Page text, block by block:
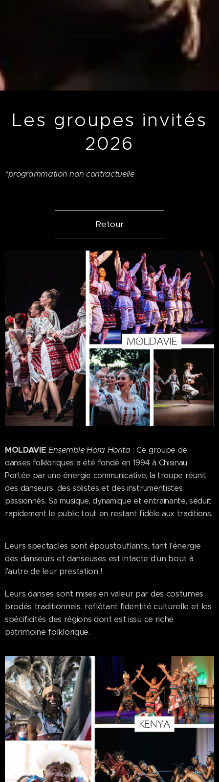
Les groupes invités
2026
*programmation non contractuelle
Retour
MOLDAVIEEnsemble Hora Horita : Ce groupe de
danses folkloriques a été fondé en 1994 à Chisinau.
Portée par une énergie communicative, la troupe réunit
des danseurs, des solistes et des instrumentistes
passionnés. Sa musique, dynamique et entraînante, séduit
rapidement le public tout en restant fidèle aux traditions.
Leurs spectacles sont époustouflants, tant l'énergie
des danseurs et danseuses est intacte d'un bout à
l'autre de leur prestation !
Leurs danses sont mises en valeur par des costumes
brodés traditionnels, reflétant l'identité culturelle et les
spécificités des régions dont est issu ce riche
patrimoine folklorique.